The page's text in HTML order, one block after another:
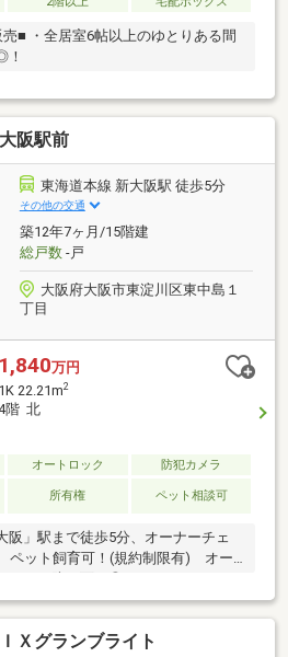
■ ・全居室6帖以上のゆとりある間
！
阪駅前
東海道本線 新大阪駅 徒歩5分
その他の交通
築12年7ヶ月/15階建
総戸数-戸
大阪府大阪市東淀川区東中島１
丁目
1,840万円
1K 22.21m2
階 北
オートロック
防犯カメラ
所有権 ペット相談可
阪」駅まで徒歩5分、オーナーチェ
ット飼育可！(規約制限有) オー
Ｘグランブライト